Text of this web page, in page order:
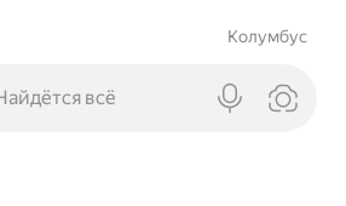
Колумбус
всё